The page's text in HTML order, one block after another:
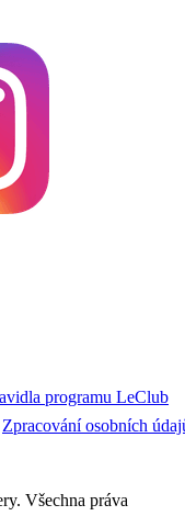
programu LeClub
Zpracování osobních
Všechna práva